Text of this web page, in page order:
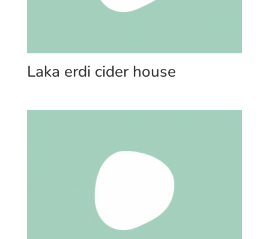
Laka erdi cider house